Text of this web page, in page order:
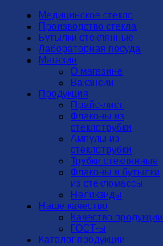
Медицинское стекло
Производство стекла
Бутылки стеклянные
Лабораторная посуда
Магазин
О магазине
Вакансии
Продукция
Прайс-лист
Флаконы из
стеклотрубки
Ампулы из
стеклотрубки
Трубки стеклянные
Флаконы и бутылки
из стекломассы
Неликвиды
Наше качество
Качество продукции
ГОСТ-ы
Каталог продукции